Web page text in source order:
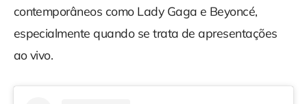
contemporâneos como Lady Gaga e Beyoncé,
especialmente quando se trata de apresentações
ao vivo.